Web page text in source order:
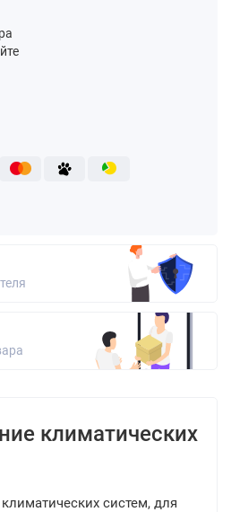
климатических
систем, для